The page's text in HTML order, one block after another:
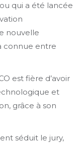
qui a été lancée
nouvelle
connue entre
est fière d’avoir
et
grâce à son
séduit le jury,